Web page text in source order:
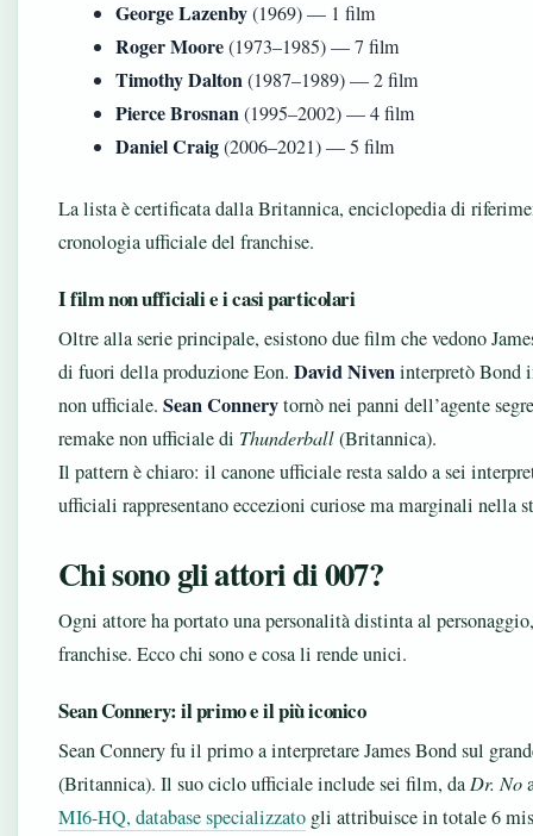
George Lazenby(1969) — 1 film
Roger Moore(1973–1985) — 7 film
Timothy Dalton(1987–1989) — 2 film
Pierce Brosnan(1995–2002) — 4 film
Daniel Craig(2006–2021) — 5 film
La lista è certificata dalla Britannica, enciclopedia di
cronologia ufficiale del franchise.
I film non ufficiali e i casi particolari
Oltre alla serie principale, esistono due film che vedono
di fuori della produzione Eon. David Niveninterpretò Bond
non ufficiale. Sean Connerytornò nei panni dell’agente
remake non ufficiale di Thunderball(Britannica).
Il pattern è chiaro: il canone ufficiale resta saldo a sei
ufficiali rappresentano eccezioni curiose ma marginali nella
Chi sono gli attori di 007?
Ogni attore ha portato una personalità distinta al
franchise. Ecco chi sono e cosa li rende unici.
Sean Connery: il primo e il più iconico
Sean Connery fu il primo a interpretare James Bond sul
(Britannica). Il suo ciclo ufficiale include sei film, da Dr. No
MI6-HQ, database specializzato gli attribuisce in totale 6